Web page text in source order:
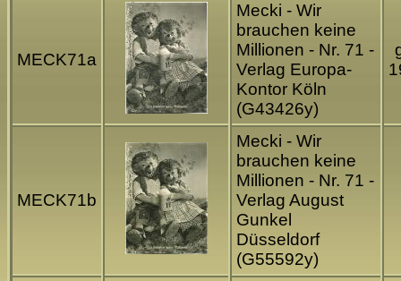
MECK71a
Mecki - Wir
brauchen keine
Millionen - Nr. 71 -
Verlag Europa-
Kontor Köln
(G43426y)
MECK71b
Mecki - Wir
brauchen keine
Millionen - Nr. 71 -
Verlag August
Gunkel
Düsseldorf
(G55592y)